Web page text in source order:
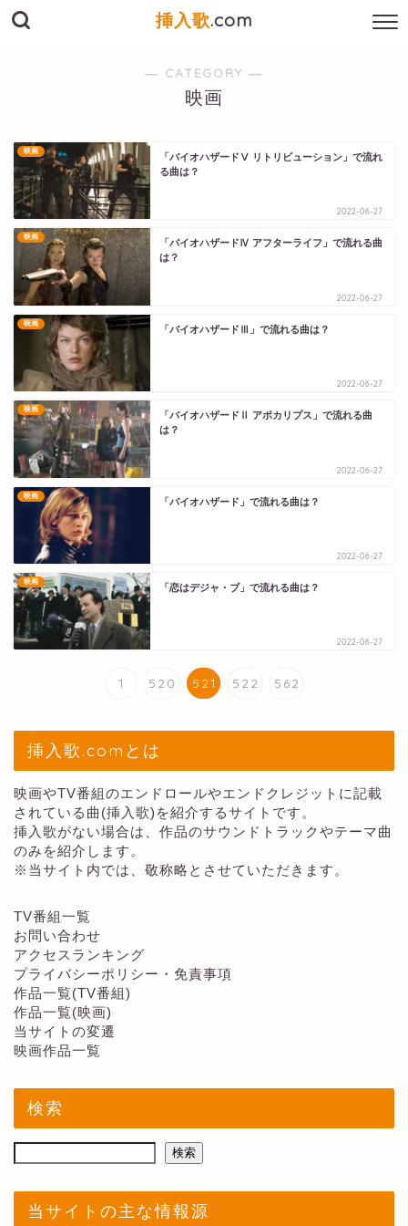
挿入歌.com
― CATEGORY ―
映画
映画
「バイオハザードⅤ リトリビューション」で流れ
る曲は？
2022-06-27
映画
「バイオハザードⅣ アフターライフ」で流れる曲
は？
2022-06-27
映画
「バイオハザードⅢ」で流れる曲は？
2022-06-27
映画
「バイオハザードⅡ アポカリプス」で流れる曲
は？
2022-06-27
映画
「バイオハザード」で流れる曲は？
2022-06-27
映画
「恋はデジャ・ブ」で流れる曲は？
2022-06-27
1 520 521 522 562
挿入歌.comとは
映画やTV番組のエンドロールやエンドクレジットに記載
されている曲(挿入歌)を紹介するサイトです。
挿入歌がない場合は、作品のサウンドトラックやテーマ曲
のみを紹介します。
※当サイト内では、敬称略とさせていただきます。
TV番組一覧
お問い合わせ
アクセスランキング
プライバシーポリシー・免責事項
作品一覧(TV番組)
作品一覧(映画)
当サイトの変遷
映画作品一覧
検索
検索
当サイトの主な情報源